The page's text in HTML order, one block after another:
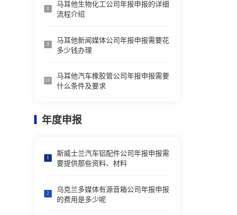
8
马耳他生物化工公司年报申报的详细
流程介绍
9
马耳他新闻媒体公司年报申报需要花
多少钱办理
10
马耳他汽车橡胶管公司年报申报需要
什么条件及要求
年度申报
1
斯威士兰汽车铝配件公司年报申报需
要提供那些资料、材料
2
乌克兰多媒体有源音箱公司年报申报
的费用是多少呢